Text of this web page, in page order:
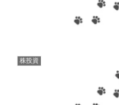
株投資